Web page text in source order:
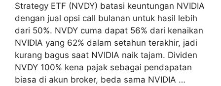
Strategy ETF (NVDY) batasi keuntungan NVIDIA
dengan jual opsi call bulanan untuk hasil lebih
dari 50%. NVDY cuma dapat 56% dari kenaikan
NVIDIA yang 62% dalam setahun terakhir, jadi
kurang bagus saat NVIDIA naik tajam. Dividen
NVDY 100% kena pajak sebagai pendapatan
biasa di akun broker, beda sama NVIDIA …